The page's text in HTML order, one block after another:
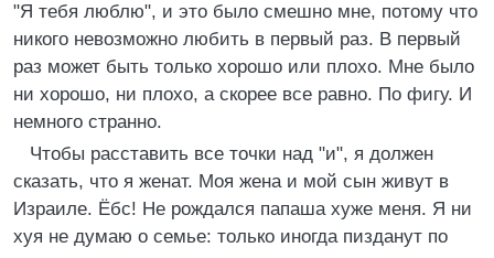
"Я тебя люблю", и это было смешно мне, потому что
никого невозможно любить в первый раз. В первый
раз может быть только хорошо или плохо. Мне было
ни хорошо, ни плохо, а скорее все равно. По фигу. И
немного странно.
Чтобы расставить все точки над "и", я должен
сказать, что я женат. Моя жена и мой сын живут в
Израиле. Ёбс! Не рождался папаша хуже меня. Я ни
хуя не думаю о семье: только иногда пизданут по